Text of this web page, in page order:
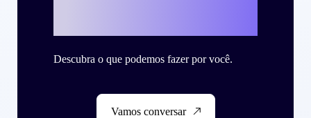
Descubra o que podemos fazer por você.
Vamos conversar